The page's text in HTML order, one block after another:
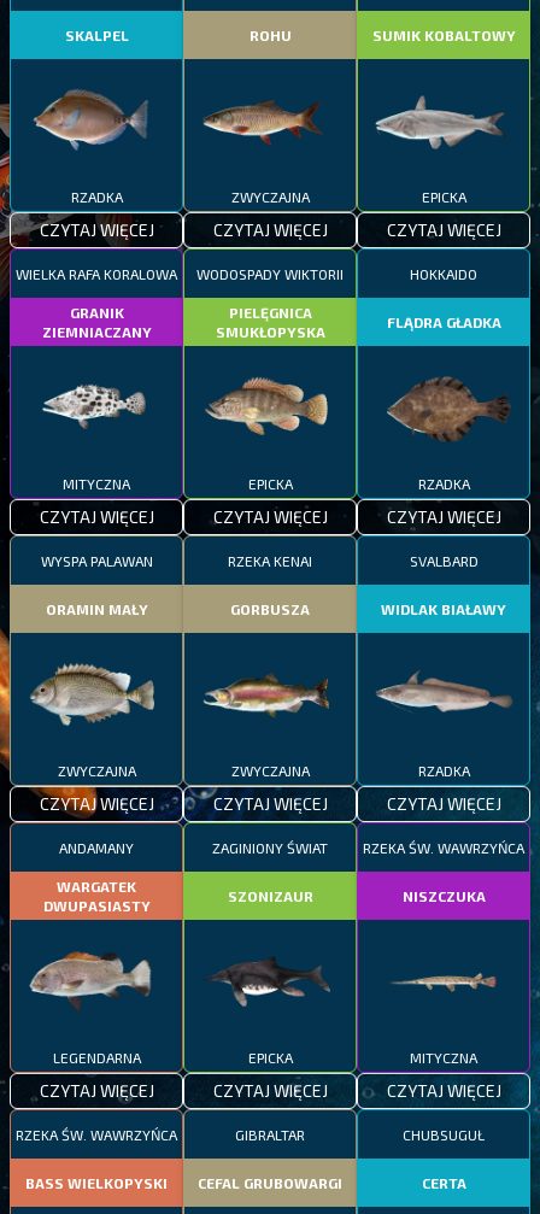
SKALPEL
RZADKA
CZYTAJ WIĘCEJ
ROHU
ZWYCZAJNA
CZYTAJ WIĘCEJ
SUMIK KOBALTOWY
EPICKA
CZYTAJ WIĘCEJ
WIELKA RAFA KORALOWA
GRANIK
ZIEMNIACZANY
MITYCZNA
CZYTAJ WIĘCEJ
WODOSPADY WIKTORII
PIELĘGNICA
SMUKŁOPYSKA
EPICKA
CZYTAJ WIĘCEJ
HOKKAIDO
FLĄDRA GŁADKA
RZADKA
CZYTAJ WIĘCEJ
WYSPA PALAWAN
ORAMIN MAŁY
ZWYCZAJNA
CZYTAJ WIĘCEJ
RZEKA KENAI
GORBUSZA
ZWYCZAJNA
CZYTAJ WIĘCEJ
SVALBARD
WIDLAK BIAŁAWY
RZADKA
CZYTAJ WIĘCEJ
ANDAMANY
WARGATEK
DWUPASIASTY
LEGENDARNA
CZYTAJ WIĘCEJ
ZAGINIONY ŚWIAT
SZONIZAUR
EPICKA
CZYTAJ WIĘCEJ
RZEKA ŚW. WAWRZYŃCA
NISZCZUKA
MITYCZNA
CZYTAJ WIĘCEJ
RZEKA ŚW. WAWRZYŃCA
BASS WIELKOPYSKI
GIBRALTAR
CEFAL GRUBOWARGI
CHUBSUGUŁ
CERTA